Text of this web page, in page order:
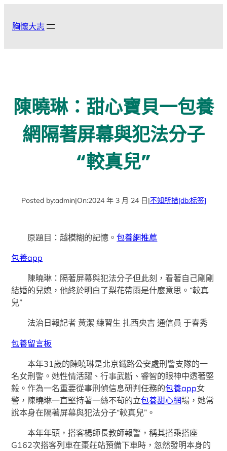
胸懷大志
陳曉琳：甜心寶貝一包養
網隔著屏幕與犯法分子
“較真兒”
Posted by:admin|On:2024 年 3 月 24 日|不知所措[db:标签]
原題目：越模糊的記憶。包養網推薦
包養app
陳曉琳：隔著屏幕與犯法分子但此刻，看著自己剛剛
結婚的兒媳，他終於明白了梨花帶雨是什麼意思。“較真
兒”
法治日報記者 黃潔 練習生 扎西央吉 通信員 于春秀
包養留言板
本年31歲的陳曉琳是北京鐵路公安處刑警支隊的一
名女刑警。她性情活躍、行事武斷、睿智的眼神中透著堅
毅。作為一名重要從事刑偵信息研判任務的包養app女
警，陳曉琳一直堅持著一絲不茍的立包養甜心網場，她常
說本身在隔著屏幕與犯法分子“較真兒”。
本年年頭，搭客楊師長教師報警，稱其搭乘搭座
G162次搭客列車在棗莊站預備下車時，忽然發明本身的